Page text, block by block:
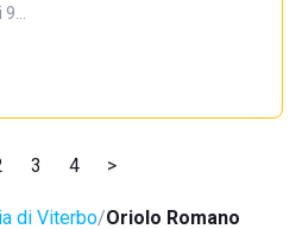
3 4 >
di Viterbo Oriolo Romano